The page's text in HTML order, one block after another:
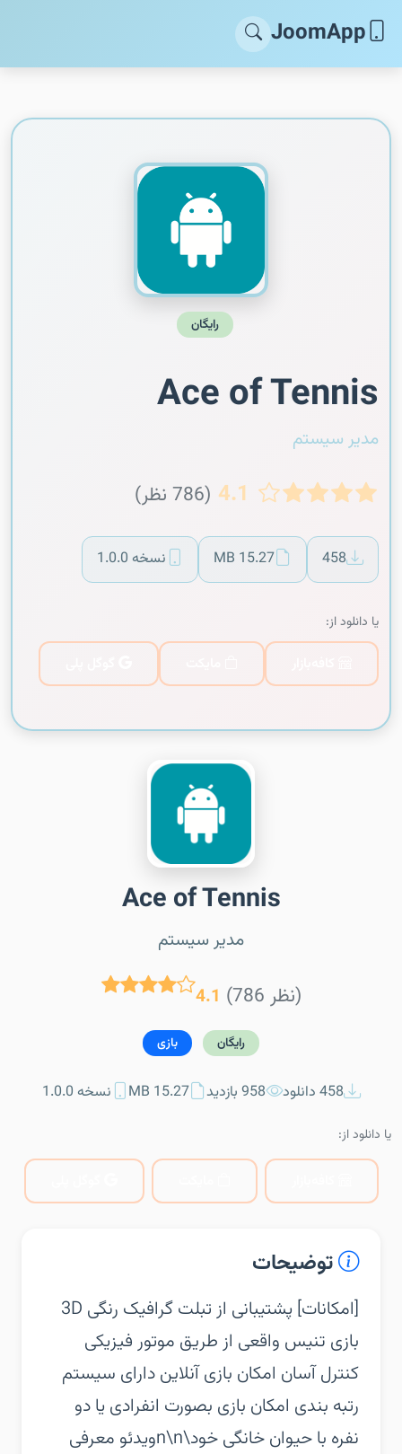
JoomApp
رایگان
Ace of Tennis
مدیر سیستم
4.1 (786 نظر)
458
15.27 MB نسخه 1.0.0
یا دانلود از:
Ace of Tennis
مدیر سیستم
4.1 (786 نظر)
رایگان بازی
458 دانلود 958 بازدید 15.27 MB نسخه 1.0.0
یا دانلود از:
توضیحات
بازی تنیس واقعی از طریق موتور فیزیکی‏
کنترل آسان‏ امکان بازی آنلاین‏ دارای سیستم
رتبه بندی‏ امکان بازی بصورت انفرادی یا دو
نفره با حیوان خانگی خود\n\nویدئو معرفی